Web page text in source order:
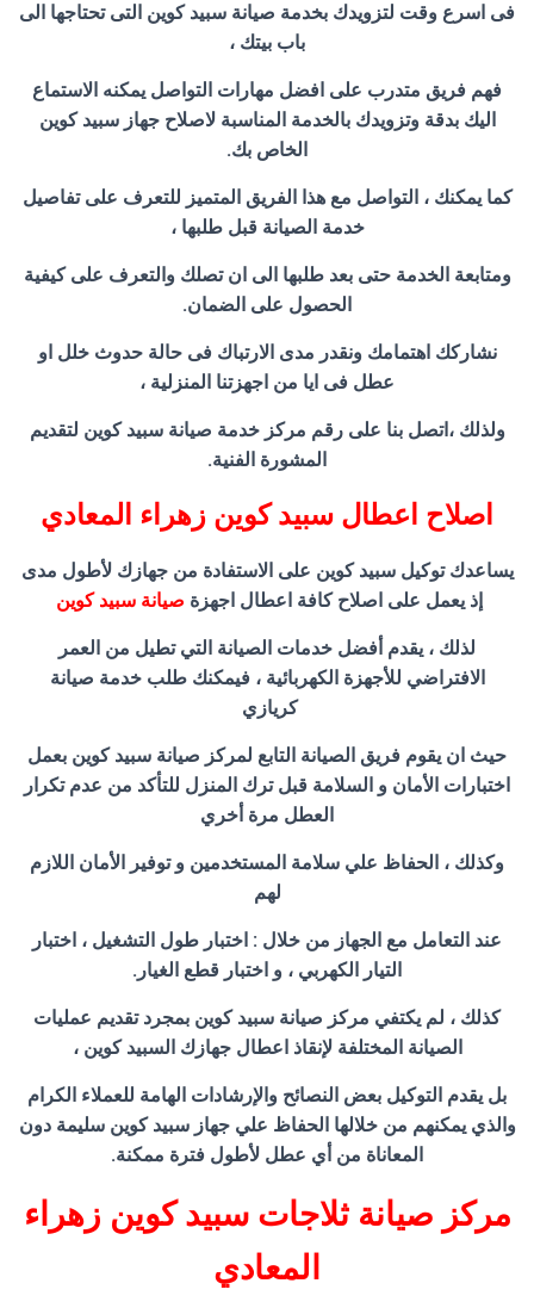
فى اسرع وقت لتزويدك بخدمة صيانة سبيد كوين التى تحتاجها الى
باب بيتك ،
فهم فريق متدرب على افضل مهارات التواصل يمكنه الاستماع
اليك بدقة وتزويدك بالخدمة المناسبة لاصلاح جهاز سبيد كوين
الخاص بك.
كما يمكنك ، التواصل مع هذا الفريق المتميز للتعرف على تفاصيل
خدمة الصيانة قبل طلبها ،
ومتابعة الخدمة حتى بعد طلبها الى ان تصلك والتعرف على كيفية
الحصول على الضمان.
نشاركك اهتمامك ونقدر مدى الارتباك فى حالة حدوث خلل او
عطل فى ايا من اجهزتنا المنزلية ،
ولذلك ،اتصل بنا على رقم مركز خدمة صيانة سبيد كوين لتقديم
المشورة الفنية.
اصلاح اعطال سبيد كوين زهراء المعادي
يساعدك توكيل سبيد كوين على الاستفادة من جهازك لأطول مدى
إذ يعمل على اصلاح كافة اعطال اجهزة صيانة سبيد كوين
لذلك ، يقدم أفضل خدمات الصيانة التي تطيل من العمر
الافتراضي للأجهزة الكهربائية ، فيمكنك طلب خدمة صيانة
كريازي
حيث ان يقوم فريق الصيانة التابع لمركز صيانة سبيد كوين بعمل
اختبارات الأمان و السلامة قبل ترك المنزل للتأكد من عدم تكرار
العطل مرة أخري
وكذلك ، الحفاظ علي سلامة المستخدمين و توفير الأمان اللازم
لهم
عند التعامل مع الجهاز من خلال : اختبار طول التشغيل ، اختبار
التيار الكهربي ، و اختبار قطع الغيار.
كذلك ، لم يكتفي مركز صيانة سبيد كوين بمجرد تقديم عمليات
الصيانة المختلفة لإنقاذ اعطال جهازك السبيد كوين ،
بل يقدم التوكيل بعض النصائح والإرشادات الهامة للعملاء الكرام
والذي يمكنهم من خلالها الحفاظ علي جهاز سبيد كوين سليمة دون
المعاناة من أي عطل لأطول فترة ممكنة.
مركز صيانة ثلاجات سبيد كوين زهراء
المعادي